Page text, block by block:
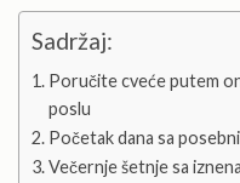
Sadržaj:
Poručite cveće putem
poslu
Početak dana sa
Večernje šetnje sa